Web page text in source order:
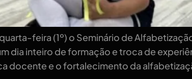
feira (1º) o Seminário de
dia inteiro de formação e troca de
docente e o fortalecimento da